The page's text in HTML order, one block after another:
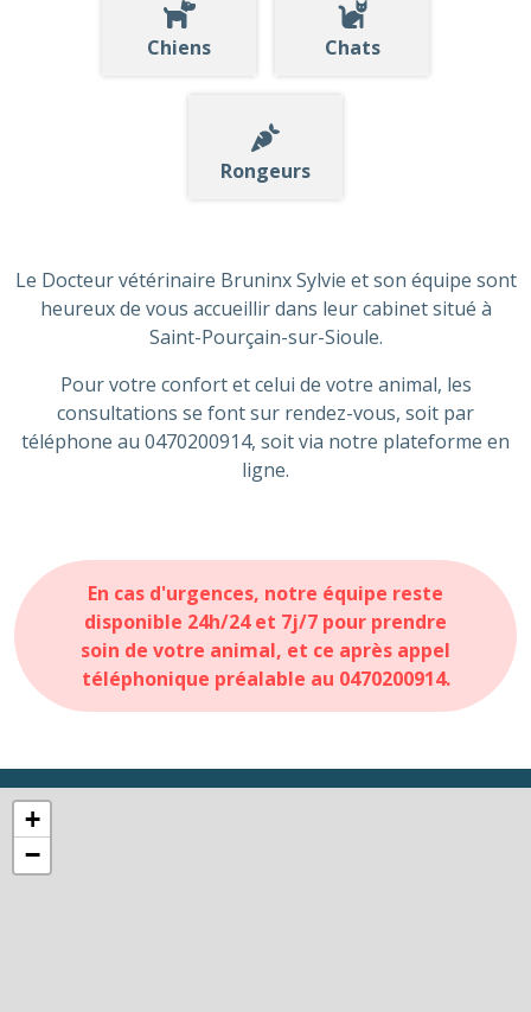
Chiens Chats
Rongeurs
Le Docteur vétérinaire Bruninx Sylvie et son équipe sont
heureux de vous accueillir dans leur cabinet situé à
Saint-Pourçain-sur-Sioule.
Pour votre confort et celui de votre animal, les
consultations se font sur rendez-vous, soit par
téléphone au 0470200914, soit via notre plateforme en
ligne.
En cas d'urgences, notre équipe reste
disponible 24h/24 et 7j/7 pour prendre
soin de votre animal, et ce après appel
téléphonique préalable au 0470200914.
+
−